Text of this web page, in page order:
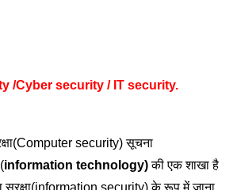
/Cyber security / IT security.
security) सूचना
information technology) की एक शाखा है
सुरक्षा(information security) के रूप में जाना